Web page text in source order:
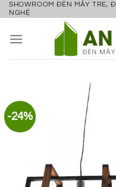
Bỏ
nội
SHOWROOM ĐÈN MÂY TRE,
NGHỆ
-24%